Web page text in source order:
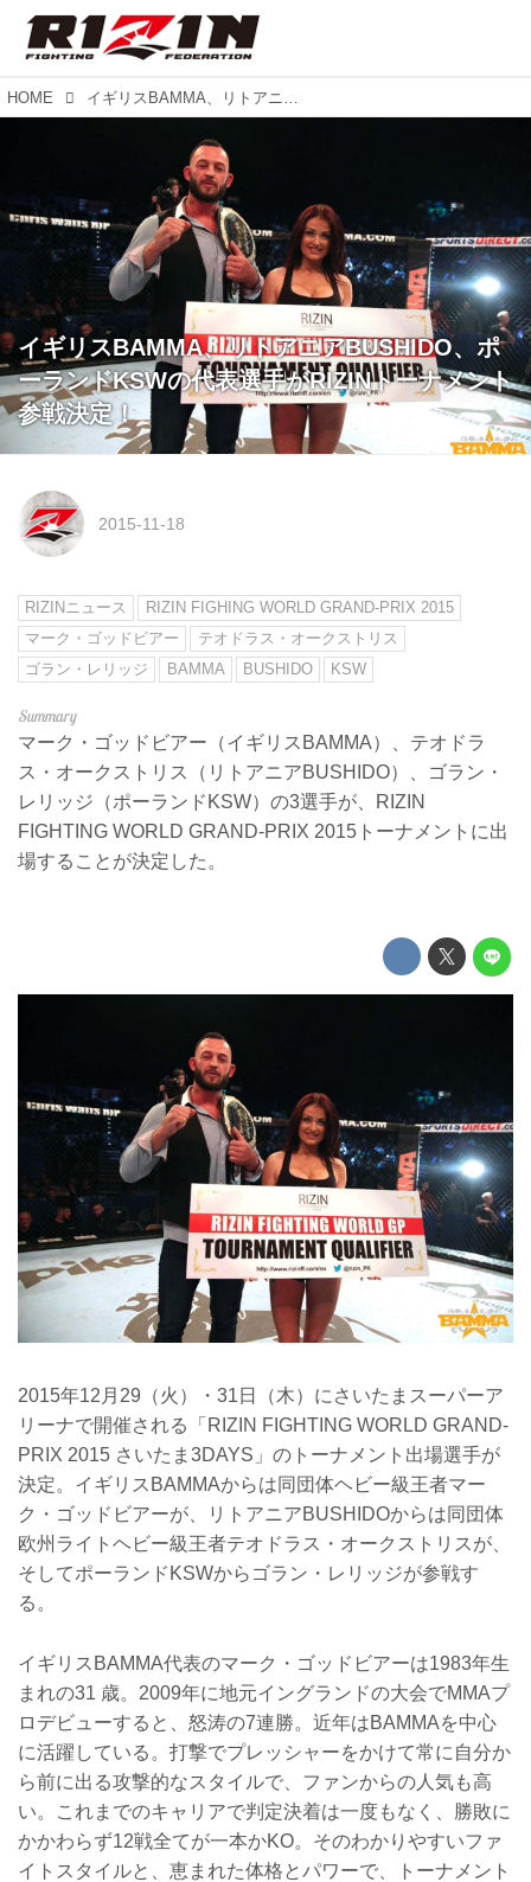
HOME イギリスBAMMA、リトアニアBUSHIDO、ポーランドKSWの代表選手がRIZINトーナメント参戦決定！
イギリスBAMMA、リトアニアBUSHIDO、ポ
ーランドKSWの代表選手がRIZINトーナメント
参戦決定！
2015-11-18
RIZINニュース
RIZIN FIGHING WORLD GRAND-PRIX 2015
マーク・ゴッドビアー
テオドラス・オークストリス
ゴラン・レリッジ
BAMMA BUSHIDO KSW
マーク・ゴッドビアー（イギリスBAMMA）、テオドラ
ス・オークストリス（リトアニアBUSHIDO）、ゴラン・
レリッジ（ポーランドKSW）の3選手が、RIZIN
FIGHTING WORLD GRAND-PRIX 2015トーナメントに出
場することが決定した。
2015年12月29（火）・31日（木）にさいたまスーパーア
リーナで開催される「RIZIN FIGHTING WORLD GRAND-
PRIX 2015 さいたま3DAYS」のトーナメント出場選手が
決定。イギリスBAMMAからは同団体ヘビー級王者マー
ク・ゴッドビアーが、リトアニアBUSHIDOからは同団体
欧州ライトヘビー級王者テオドラス・オークストリスが、
そしてポーランドKSWからゴラン・レリッジが参戦す
る。
イギリスBAMMA代表のマーク・ゴッドビアーは1983年生
まれの31 歳。2009年に地元イングランドの大会でMMAプ
ロデビューすると、怒涛の7連勝。近年はBAMMAを中心
に活躍している。打撃でプレッシャーをかけて常に自分か
ら前に出る攻撃的なスタイルで、ファンからの人気も高
い。これまでのキャリアで判定決着は一度もなく、勝敗に
かかわらず12戦全てが一本かKO。そのわかりやすいファ
イトスタイルと、恵まれた体格とパワーで、トーナメント